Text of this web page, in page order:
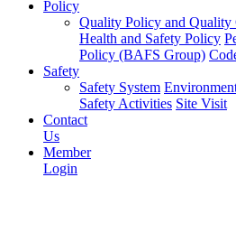
Policy
Quality Policy and Quality
Health and Safety Policy
Policy (BAFS Group)
Safety
Safety System
Safety Activities Site Visit
Contact
Us
Member
Login